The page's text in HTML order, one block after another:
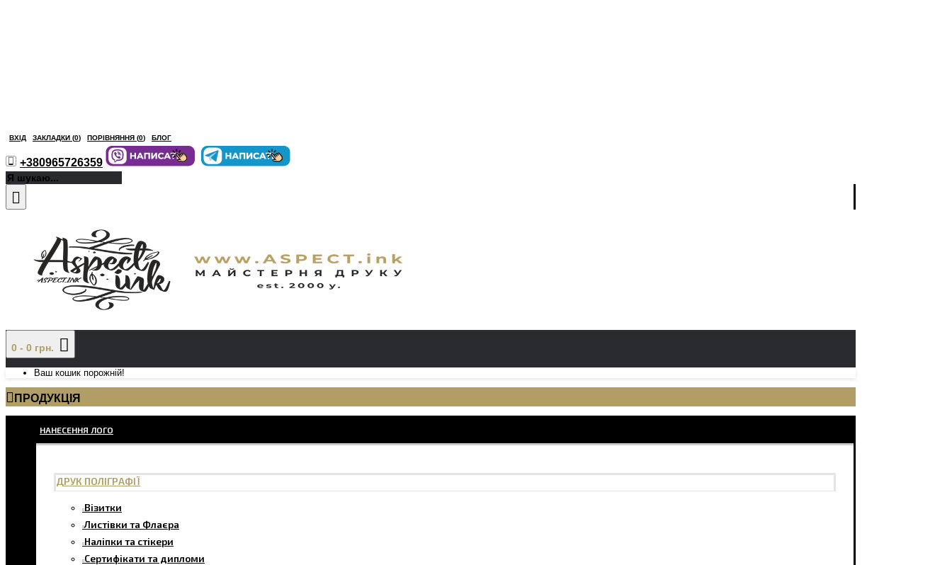
ВХІД ЗАКЛАДКИ (0) ПОРІВНЯННЯ (0) БЛОГ
+380965726359
0 - 0 грн.
Ваш кошик порожній!
ПРОДУКЦІЯ
НАНЕСЕННЯ ЛОГО
ДРУК ПОЛІГРАФІЇ
Візитки
Листівки та Флаєра
Наліпки та стікери
Сертифікати та дипломи